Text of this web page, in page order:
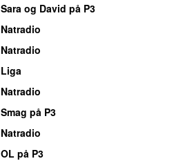
Sara og David på P3
Natradio
Natradio
Liga
Natradio
Smag på P3
Natradio
OL på P3